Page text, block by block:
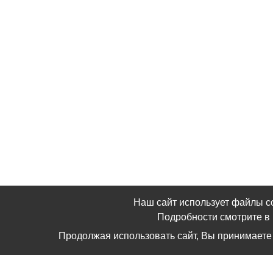
Наш сайт использует файлы
Подробности смотрите
Продолжая использовать сайт, Вы